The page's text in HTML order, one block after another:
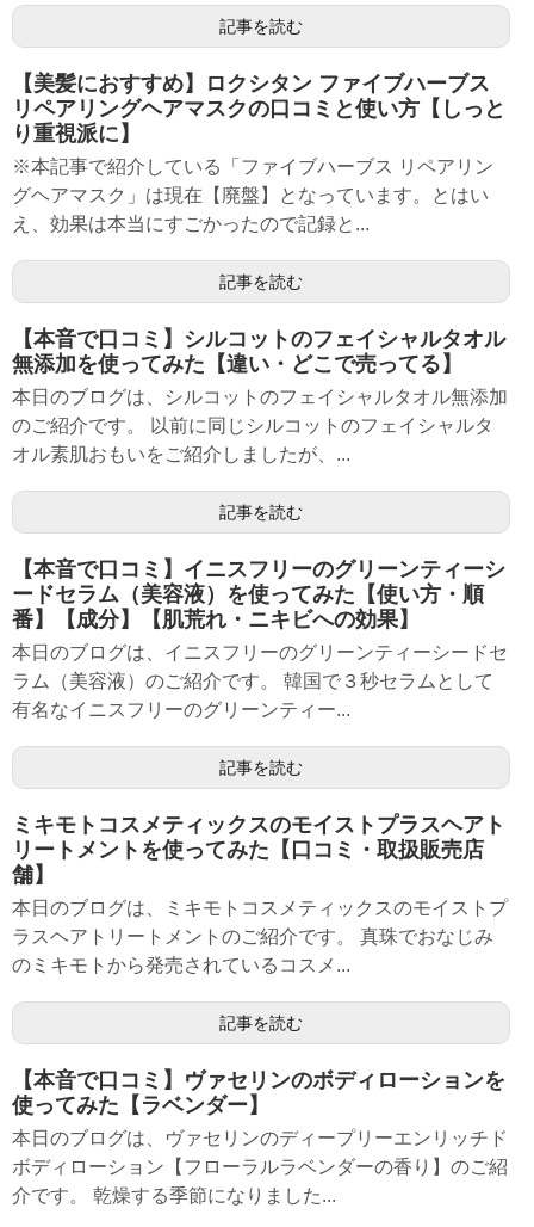
記事を読む
【美髪におすすめ】ロクシタン ファイブハーブス
リペアリングヘアマスクの口コミと使い方【しっと
り重視派に】
※本記事で紹介している「ファイブハーブス リペアリン
グヘアマスク」は現在【廃盤】となっています。とはい
え、効果は本当にすごかったので記録と...
記事を読む
【本音で口コミ】シルコットのフェイシャルタオル
無添加を使ってみた【違い・どこで売ってる】
本日のブログは、シルコットのフェイシャルタオル無添加
のご紹介です。 以前に同じシルコットのフェイシャルタ
オル素肌おもいをご紹介しましたが、...
記事を読む
【本音で口コミ】イニスフリーのグリーンティーシ
ードセラム（美容液）を使ってみた【使い方・順
番】【成分】【肌荒れ・ニキビへの効果】
本日のブログは、イニスフリーのグリーンティーシードセ
ラム（美容液）のご紹介です。 韓国で３秒セラムとして
有名なイニスフリーのグリーンティー...
記事を読む
ミキモトコスメティックスのモイストプラスヘアト
リートメントを使ってみた【口コミ・取扱販売店
舗】
本日のブログは、ミキモトコスメティックスのモイストプ
ラスヘアトリートメントのご紹介です。 真珠でおなじみ
のミキモトから発売されているコスメ...
記事を読む
【本音で口コミ】ヴァセリンのボディローションを
使ってみた【ラベンダー】
本日のブログは、ヴァセリンのディープリーエンリッチド
ボディローション【フローラルラベンダーの香り】のご紹
介です。 乾燥する季節になりました...